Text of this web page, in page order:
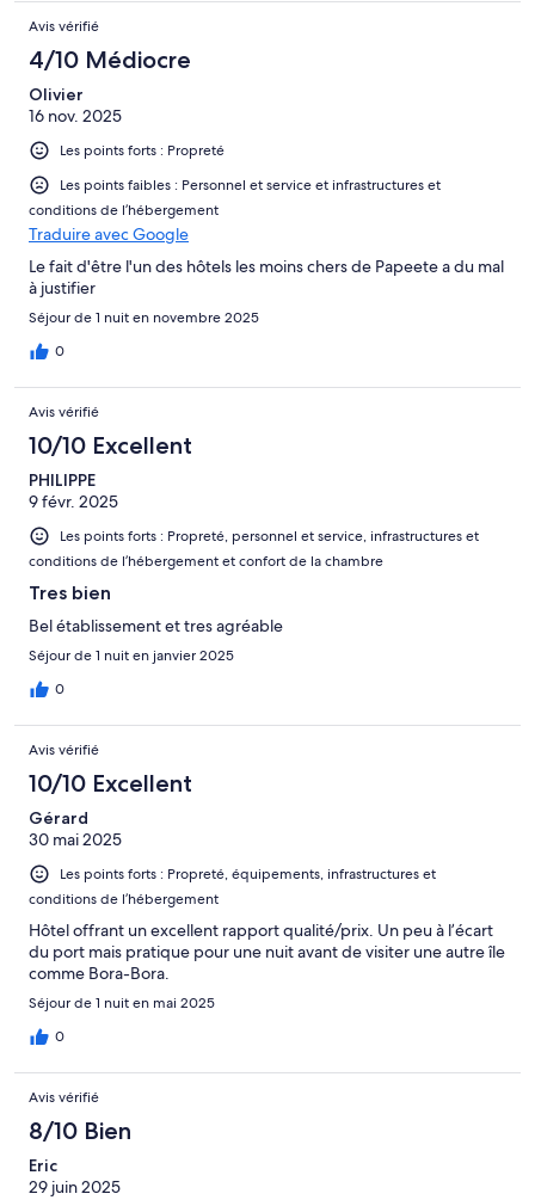
Avis vérifié
4/10 Médiocre
Olivier
16 nov. 2025
Les points forts : Propreté
Les points faibles : Personnel et service et infrastructures et
conditions de l’hébergement
Traduire avec Google
Le fait d'être l'un des hôtels les moins chers de Papeete a du mal
à justifier
Séjour de 1 nuit en novembre 2025
0
Avis vérifié
10/10 Excellent
PHILIPPE
9 févr. 2025
Les points forts : Propreté, personnel et service, infrastructures et
conditions de l’hébergement et confort de la chambre
Tres bien
Bel établissement et tres agréable
Séjour de 1 nuit en janvier 2025
0
Avis vérifié
10/10 Excellent
Gérard
30 mai 2025
Les points forts : Propreté, équipements, infrastructures et
conditions de l’hébergement
Hôtel offrant un excellent rapport qualité/prix. Un peu à l’écart
du port mais pratique pour une nuit avant de visiter une autre île
comme Bora-Bora.
Séjour de 1 nuit en mai 2025
0
Avis vérifié
8/10 Bien
Eric
29 juin 2025